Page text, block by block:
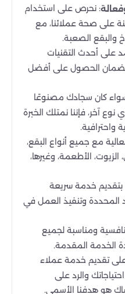
: نحرص على استخدام
على صحة عملائنا، مع
والبقع الصعبة.
على أحدث التقنيات
الحصول على أفضل
كان سجادك مصنوعًا
نوع آخر، فإننا نمتلك الخبرة
واحترافية.
مع جميع أنواع البقع،
الأطعمة، وغيرها،
بتقديم خدمة سريعة
المحددة وتنفيذ العمل في
ومناسبة لجميع
الخدمة المقدمة.
تقديم خدمة عملاء
والرد على
هو هدفنا الأسمى.